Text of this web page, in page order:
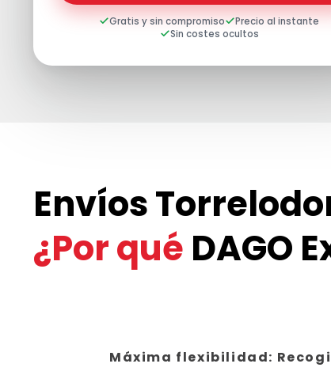
Gratis y sin compromiso
Precio al instante
Sin costes ocultos
Envíos
¿Por qué DAGO
Máxima flexibilidad: